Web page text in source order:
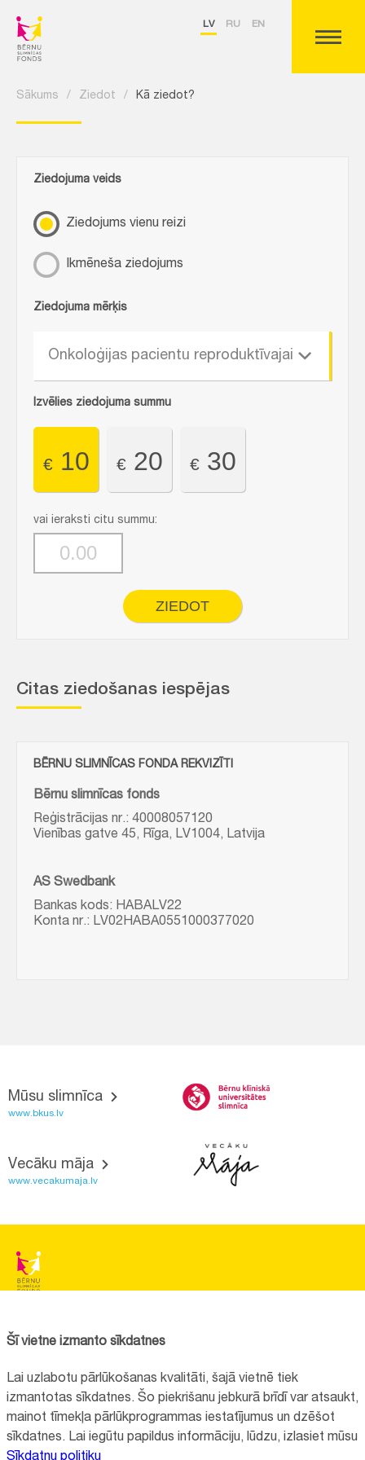
LV RU EN
Sākums / Ziedot / Kā ziedot?
Ziedojuma veids
Ziedojums vienu reizi
Ikmēneša ziedojums
Ziedojuma mērķis
Onkoloģijas pacientu reproduktīvajai
nākotnei
Izvēlies ziedojuma summu
€ 10 € 20 € 30
vai ieraksti citu summu:
ZIEDOT
Citas ziedošanas iespējas
BĒRNU SLIMNĪCAS FONDA REKVIZĪTI
Bērnu slimnīcas fonds
Reģistrācijas nr.: 40008057120
Vienības gatve 45, Rīga, LV1004, Latvija
AS Swedbank
Bankas kods: HABALV22
Konta nr.: LV02HABA0551000377020
Mūsu slimnīca
www.bkus.lv
Vecāku māja
www.vecakumaja.lv
Reģistrācijas nr.:40008057120
+371 67064475
Visi kontakti
Šī vietne izmanto sīkdatnes
Lai uzlabotu pārlūkošanas kvalitāti, šajā vietnē tiek
izmantotas sīkdatnes. Šo piekrišanu jebkurā brīdī var atsaukt,
mainot tīmekļa pārlūkprogrammas iestatījumus un dzēšot
sīkdatnes. Lai iegūtu papildus informāciju, lūdzu, izlasiet mūsu